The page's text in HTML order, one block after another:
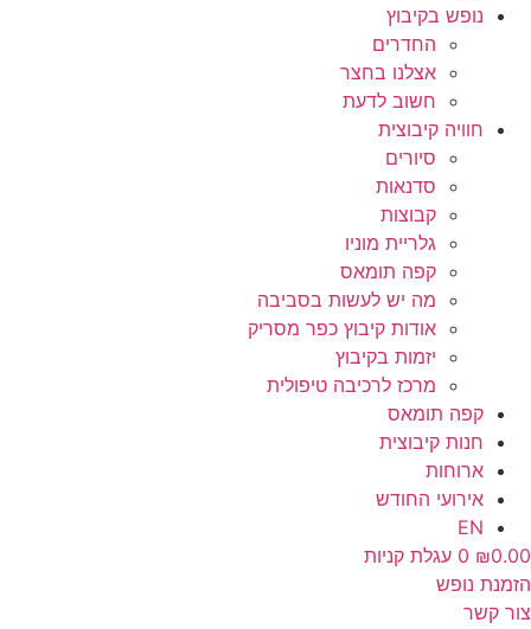
נופש בקיבוץ
החדרים
אצלנו בחצר
חשוב לדעת
חוויה קיבוצית
סיורים
סדנאות
קבוצות
גלריית מוניו
קפה תומאס
מה יש לעשות בסביבה
אודות קיבוץ כפר מסריק
יזמות בקיבוץ
מרכז לרכיבה טיפולית
קפה תומאס
חנות קיבוצית
ארוחות
אירועי החודש
EN
₪0.00
0 עגלת קניות
הזמנת נופש
צור קשר